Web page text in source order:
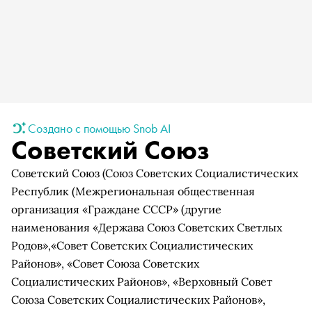
Создано с помощью Snob AI
Советский Союз
Советский Союз (Союз Советских Социалистических
Республик (Межрегиональная общественная
организация «Граждане СССР» (другие
наименования «Держава Союз Советских Светлых
Родов»,«Совет Советских Социалистических
Районов», «Совет Союза Советских
Социалистических Районов», «Верховный Совет
Союза Советских Социалистических Районов»,